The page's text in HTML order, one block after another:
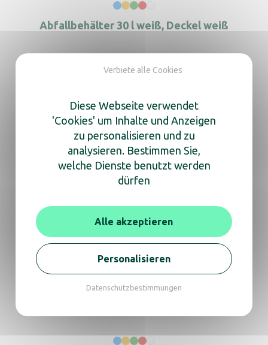
Abfallbehälter 30 l weiß, Deckel weiß
Abfallbehälter 45 l weiß, Deckel gelb
Abfallbehälter 45 l weiß, Deckel grün
Abfallbehälter 45 l weiß, Deckel rot
Diese Webseite verwendet
'Cookies' um Inhalte und Anzeigen
zu personalisieren und zu
analysieren. Bestimmen Sie,
welche Dienste benutzt werden
dürfen
Alle akzeptieren
Verbiete alle Cookies
Personalisieren
Datenschutzbestimmungen